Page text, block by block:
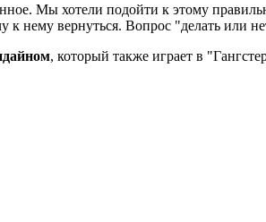
Мы хотели подойти к этому
к нему вернуться. Вопрос "делать или
, который также играет в